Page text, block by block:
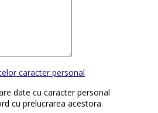
caracter personal
date cu caracter personal
cu prelucrarea acestora.